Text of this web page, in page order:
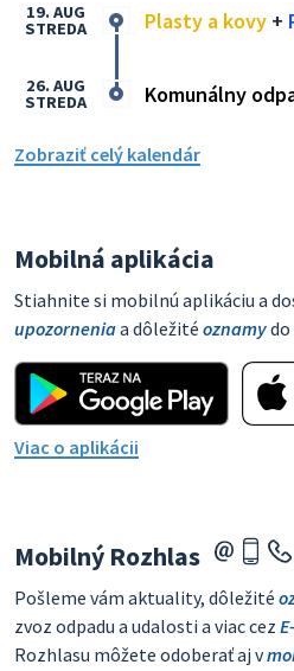
Plasty a kovy +
19. AUG
STREDA
Komunálny
26. AUG
STREDA
Zobraziť celý kalendár
Mobilná aplikácia
Stiahnite si mobilnú aplikáciu a
upozorneniaa dôležité oznamydo
Viac o aplikácii
Mobilný Rozhlas
Pošleme vám aktuality, dôležité
zvoz odpadu a udalosti a viac cez
Rozhlasu môžete odoberať aj v